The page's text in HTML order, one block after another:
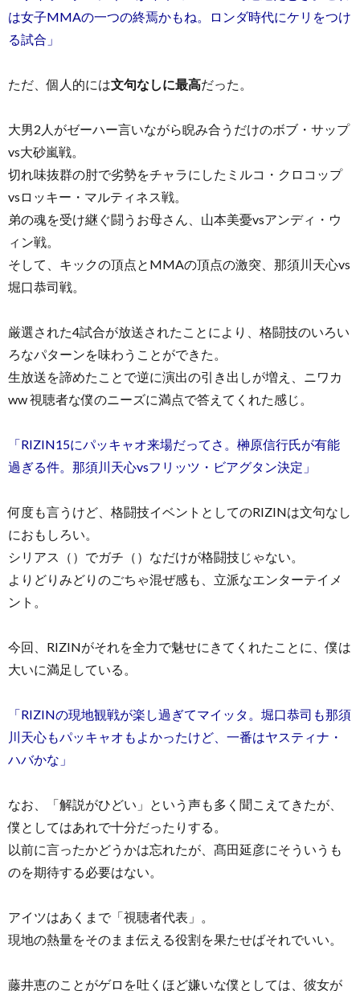
は女子MMAの一つの終焉かもね。ロンダ時代にケリをつけ
る試合」
ただ、個人的には文句なしに最高だった。
大男2人がゼーハー言いながら睨み合うだけのボブ・サップ
vs大砂嵐戦。
切れ味抜群の肘で劣勢をチャラにしたミルコ・クロコップ
vsロッキー・マルティネス戦。
弟の魂を受け継ぐ闘うお母さん、山本美憂vsアンディ・ウ
ィン戦。
そして、キックの頂点とMMAの頂点の激突、那須川天心vs
堀口恭司戦。
厳選された4試合が放送されたことにより、格闘技のいろい
ろなパターンを味わうことができた。
生放送を諦めたことで逆に演出の引き出しが増え、ニワカ
ww 視聴者な僕のニーズに満点で答えてくれた感じ。
「RIZIN15にパッキャオ来場だってさ。榊原信行氏が有能
過ぎる件。那須川天心vsフリッツ・ビアグタン決定」
何度も言うけど、格闘技イベントとしてのRIZINは文句なし
におもしろい。
シリアス（）でガチ（）なだけが格闘技じゃない。
よりどりみどりのごちゃ混ぜ感も、立派なエンターテイメ
ント。
今回、RIZINがそれを全力で魅せにきてくれたことに、僕は
大いに満足している。
「RIZINの現地観戦が楽し過ぎてマイッタ。堀口恭司も那須
川天心もパッキャオもよかったけど、一番はヤスティナ・
ハバかな」
なお、「解説がひどい」という声も多く聞こえてきたが、
僕としてはあれで十分だったりする。
以前に言ったかどうかは忘れたが、髙田延彦にそういうも
のを期待する必要はない。
アイツはあくまで「視聴者代表」。
現地の熱量をそのまま伝える役割を果たせばそれでいい。
藤井恵のことがゲロを吐くほど嫌いな僕としては、彼女が